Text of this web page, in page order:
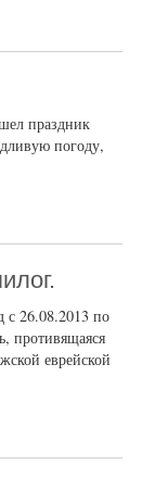
праздник
погоду,
с 26.08.2013 по
противящаяся
еврейской